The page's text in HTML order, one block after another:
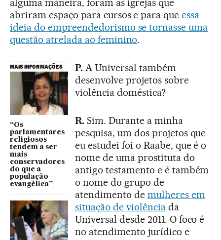
alguma maneira, foram as igrejas que
abriram espaço para cursos e para queessa
ideia do empreendedorismo se tornasse uma
questão atrelada ao feminino.
MAIS INFORMAÇÕES
“Os
parlamentares
religiosos
tendem a ser
mais
conservadores
do que a
população
evangélica”
P.A Universal também
desenvolve projetos sobre
violência doméstica?
R.Sim. Durante a minha
pesquisa, um dos projetos que
eu estudei foi o Raabe, que é o
nome de uma prostituta do
antigo testamento e é também
o nome do grupo de
atendimento de mulheres em
situação de violênciada
Universal desde 2011. O foco é
no atendimento jurídico e